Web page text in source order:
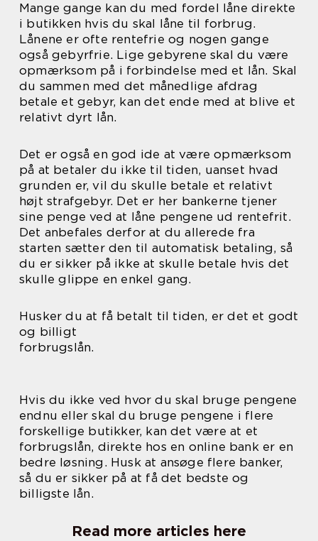
Mange gange kan du med fordel låne direkte
i butikken hvis du skal låne til forbrug.
Lånene er ofte rentefrie og nogen gange
også gebyrfrie. Lige gebyrene skal du være
opmærksom på i forbindelse med et lån. Skal
du sammen med det månedlige afdrag
betale et gebyr, kan det ende med at blive et
relativt dyrt lån.
Det er også en god ide at være opmærksom
på at betaler du ikke til tiden, uanset hvad
grunden er, vil du skulle betale et relativt
højt strafgebyr. Det er her bankerne tjener
sine penge ved at låne pengene ud rentefrit.
Det anbefales derfor at du allerede fra
starten sætter den til automatisk betaling, så
du er sikker på ikke at skulle betale hvis det
skulle glippe en enkel gang.
Husker du at få betalt til tiden, er det et godt
og billigt
forbrugslån.
Hvis du ikke ved hvor du skal bruge pengene
endnu eller skal du bruge pengene i flere
forskellige butikker, kan det være at et
forbrugslån, direkte hos en online bank er en
bedre løsning. Husk at ansøge flere banker,
så du er sikker på at få det bedste og
billigste lån.
Read more articles here